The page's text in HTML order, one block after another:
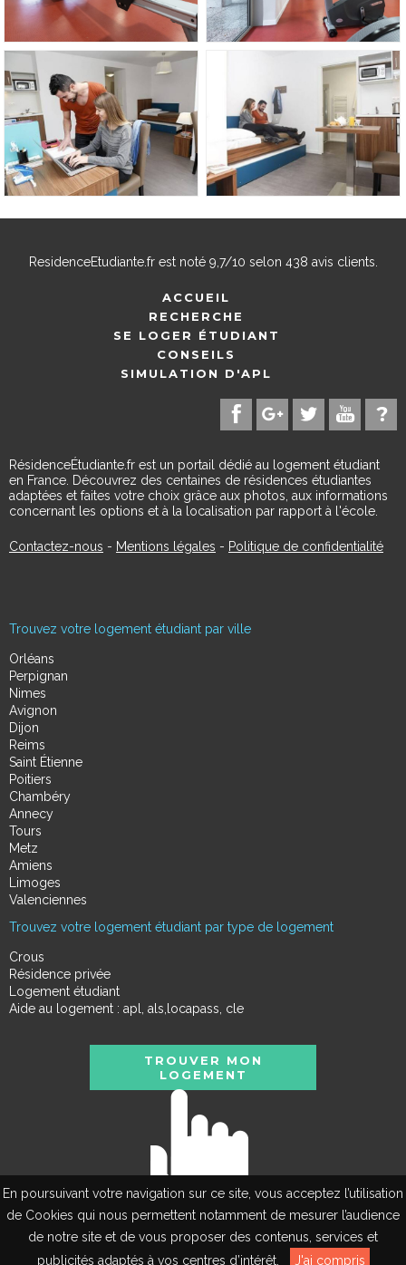
En poursuivant votre navigation sur ce site, vous acceptez l’utilisation
de Cookies qui nous permettent notamment de mesurer l’audience
de notre site et de vous proposer des contenus, services et
publicités adaptés à vos centres d’intérêt.
J'ai compris
ResidenceEtudiante.frest noté 9,7/10 selon 438 avis clients.
ACCUEIL
RECHERCHE
SE LOGER ÉTUDIANT
CONSEILS
SIMULATION D'APL
RésidenceÉtudiante.fr est un portail dédié au logement étudiant
en France. Découvrez des centaines de résidences étudiantes
adaptées et faites votre choix grâce aux photos, aux informations
concernant les options et à la localisation par rapport à l'école.
Contactez-nous - Mentions légales - Politique de confidentialité
Trouvez votre logement étudiant par ville
Orléans
Perpignan
Nimes
Avignon
Dijon
Reims
Saint Étienne
Poitiers
Chambéry
Annecy
Tours
Metz
Amiens
Limoges
Valenciennes
Trouvez votre logement étudiant par type de logement
Crous
Résidence privée
Logement étudiant
Aide au logement : apl, als,locapass, cle
TROUVER MON
LOGEMENT